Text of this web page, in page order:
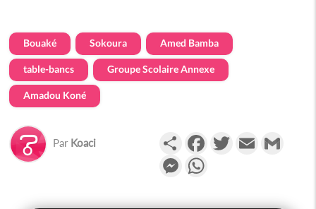
Bouaké Sokoura Amed Bamba
table-bancs Groupe Scolaire Annexe
Amadou Koné
Par Koaci PartagerFacebookTwitterEmail
Messenger